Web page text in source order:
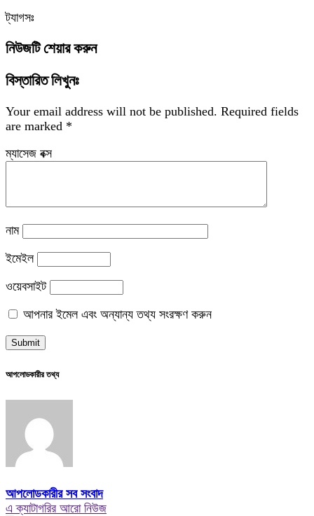
ট্যাগসঃ
নিউজটি শেয়ার করুন
বিস্তারিত লিখুনঃ
Your email address will not be published. Required fields
are marked *
ম্যাসেজ বক্স
নাম
ইমেইল
ওয়েবসাইট
আপনার ইমেল এবং অন্যান্য তথ্য সংরক্ষণ করুন
আপলোডকারীর তথ্য
আপলোডকারীর সব সংবাদ
এ ক্যাটাগরির আরো নিউজ